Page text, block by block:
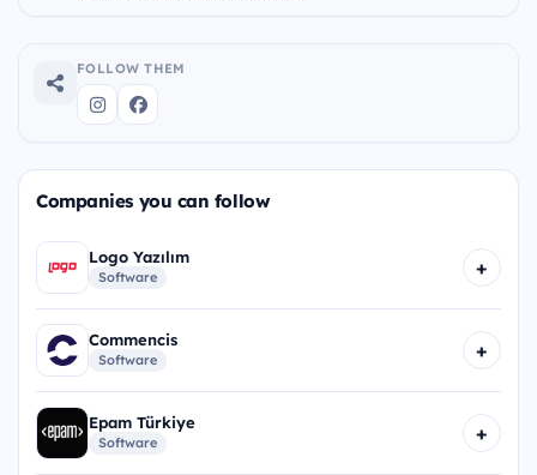
FOLLOW THEM
Companies you can follow
Logo Yazılım
Software +
Commencis
Software +
Epam Türkiye
Software +